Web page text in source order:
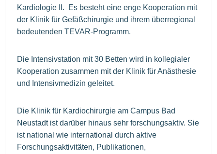
Kardiologie II. Es besteht eine enge Kooperation mit
der Klinik für Gefäßchirurgie und ihrem überregional
bedeutenden TEVAR-Programm.
Die Intensivstation mit 30 Betten wird in kollegialer
Kooperation zusammen mit der Klinik für Anästhesie
und Intensivmedizin geleitet.
Die Klinik für Kardiochirurgie am Campus Bad
Neustadt ist darüber hinaus sehr forschungsaktiv. Sie
ist national wie international durch aktive
Forschungsaktivitäten, Publikationen,